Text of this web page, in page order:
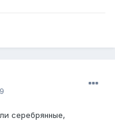
серебрянные,